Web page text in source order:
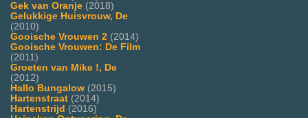
Gek van Oranje (2018)
Gelukkige Huisvrouw, De
(2010)
Gooische Vrouwen 2 (2014)
Gooische Vrouwen: De Film
(2011)
Groeten van Mike !, De
(2012)
Hallo Bungalow (2015)
Hartenstraat (2014)
Hartenstrijd (2016)